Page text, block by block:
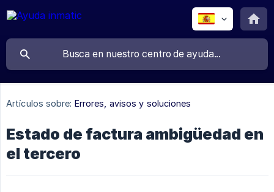
Artículos sobre: Errores, avisos y soluciones
Estado de factura ambigüedad en
el tercero